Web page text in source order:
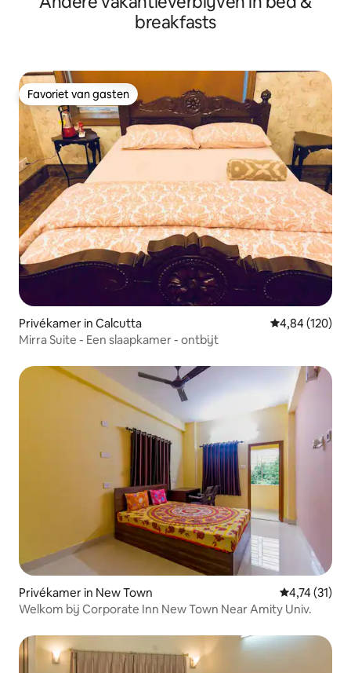
breakfasts
Favoriet van gasten
Favoriet van gasten
Privékamer in Calcutta Gemiddelde
4,84 (120)
Mirra Suite - Een slaapkamer - ontbijt
Privékamer in New Town Gemiddelde
4,74 (31)
Welkom bij Corporate Inn New Town Near Amity Univ.